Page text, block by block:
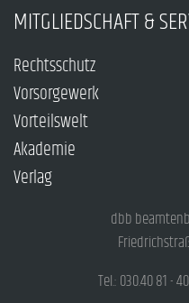
MITGLIEDSCHAFT &
Rechtsschutz
Vorsorgewerk
Vorteilswelt
Akademie
Verlag
dbb
Tel.: 030.40 81 -